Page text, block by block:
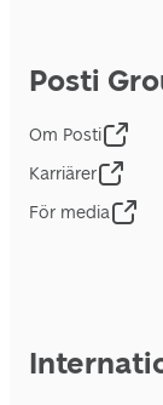
Posti
Om Posti
Karriärer
För media